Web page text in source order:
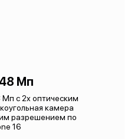
Мп
с 2x оптическим
камера
разрешением по
16